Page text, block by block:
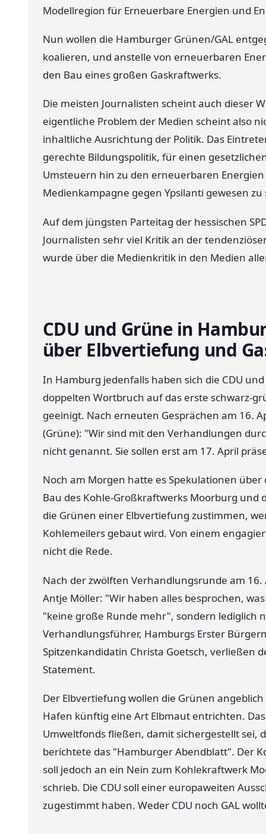
Modellregion für Erneuerbare Energien und
Nun wollen die Hamburger Grünen/GAL
koalieren, und anstelle von erneuerbaren
den Bau eines großen Gaskraftwerks.
Die meisten Journalisten scheint auch dieser
eigentliche Problem der Medien scheint also
inhaltliche Ausrichtung der Politik. Das
gerechte Bildungspolitik, für einen
Umsteuern hin zu den erneuerbaren
Medienkampagne gegen Ypsilanti gewesen zu
Auf dem jüngsten Parteitag der hessischen
Journalisten sehr viel Kritik an der
wurde über die Medienkritik in den Medien
CDU und Grüne in
über Elbvertiefung und
In Hamburg jedenfalls haben sich die CDU
doppelten Wortbruch auf das erste schwarz-
geeinigt. Nach erneuten Gesprächen am 16.
(Grüne): "Wir sind mit den Verhandlungen
nicht genannt. Sie sollen erst am 17. April
Noch am Morgen hatte es Spekulationen
Bau des Kohle-Großkraftwerks Moorburg und
die Grünen einer Elbvertiefung zustimmen,
Kohlemeilers gebaut wird. Von einem
nicht die Rede.
Nach der zwölften Verhandlungsrunde am
Antje Möller: "Wir haben alles besprochen,
"keine große Runde mehr", sondern lediglich
Verhandlungsführer, Hamburgs Erster
Spitzenkandidatin Christa Goetsch, verließen
Statement.
Der Elbvertiefung wollen die Grünen
Hafen künftig eine Art Elbmaut entrichten.
Umweltfonds fließen, damit sichergestellt sei,
berichtete das "Hamburger Abendblatt". Der
soll jedoch an ein Nein zum Kohlekraftwerk
schrieb. Die CDU soll einer europaweiten
zugestimmt haben. Weder CDU noch GAL